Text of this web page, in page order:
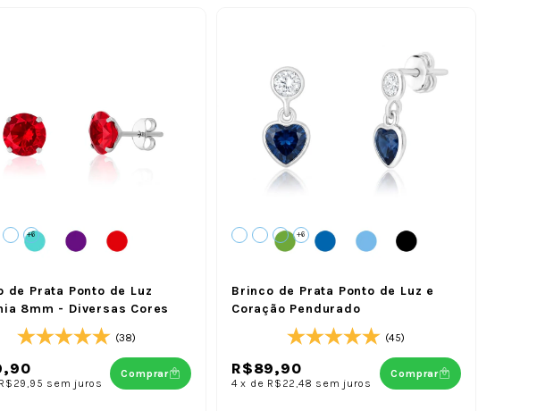
+6
de Prata Ponto de Luz
8mm - Diversas Cores
(38)
R$29,95 sem juros
Comprar
+6
Brinco de Prata Ponto de Luz e
Coração Pendurado
(45)
R$89,90
4 x de R$22,48 sem juros
Comprar